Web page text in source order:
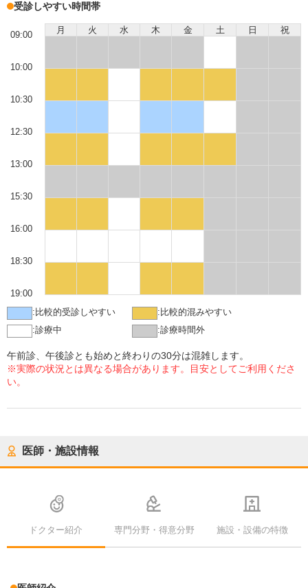
受診しやすい時間帯
月 火 水 木 金 土 日 祝
09:00
10:00
10:30
12:30
13:00
15:30
16:00
18:30
19:00
: 比較的受診しやすい : 比較的混みやすい
:診療中 :診療時間外
午前診、午後診とも始めと終わりの30分は混雑します。
※実際の状況とは異なる場合があります。目安としてご利用くださ
い。
医師・施設情報
ドクター紹介 専門分野・得意分野 施設・設備の特徴